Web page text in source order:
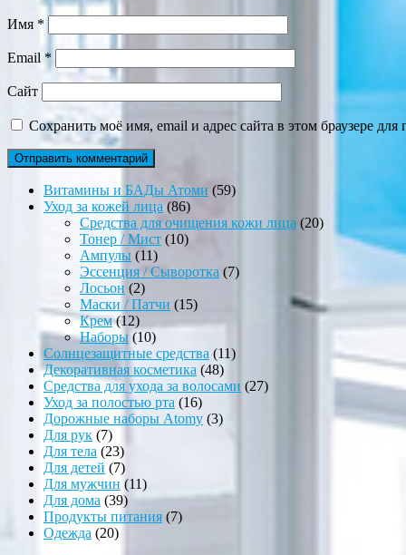
Имя *
Email *
Сайт
Сохранить моё имя, email и адрес сайта в этом браузере
Витамины и БАДы Атоми 5959
Уход за кожей лица 8686
товаров
Средства для очищения кожи лица 2020
товаров
Тонер / Мист 1010
Ампулы 1111
товаров
Эссенция / Сыворотка 77
Лосьон 22
товара
Маски / Патчи 1515
Крем 1212
товаров
Наборы 1010
товаров
Солнцезащитные средства 1111
Декоративная косметика 4848
товаров
Средства для ухода за волосами 2727
Уход за полостью рта 1616
товаров
Дорожные наборы Atomy 33
Для рук 77
товаров
Для тела 2323
товара
Для детей 77
товаров
Для мужчин 1111
товаров
Для дома 3939
товаров
Продукты питания 77
Одежда 2020